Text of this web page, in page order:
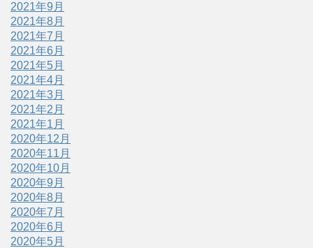
2021年9月
2021年8月
2021年7月
2021年6月
2021年5月
2021年4月
2021年3月
2021年2月
2021年1月
2020年12月
2020年11月
2020年10月
2020年9月
2020年8月
2020年7月
2020年6月
2020年5月